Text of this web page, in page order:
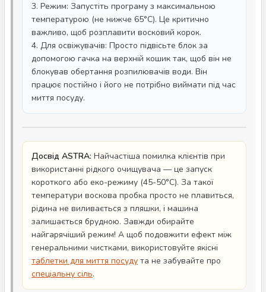
3. Режим: Запустіть програму з максимальною
температурою (не нижче 65°C). Це критично
важливо, щоб розплавити восковий корок.
4. Для освіжувачів: Просто підвісьте блок за
допомогою гачка на верхній кошик так, щоб він не
блокував обертання розпилювачів води. Він
працює постійно і його не потрібно виймати під час
миття посуду.
Досвід ASTRA: Найчастіша помилка клієнтів при
використанні рідкого очищувача — це запуск
короткого або еко-режиму (45-50°C). За такої
температури воскова пробка просто не плавиться,
рідина не виливається з пляшки, і машина
залишається брудною. Завжди обирайте
найгарячіший режим! А щоб подовжити ефект між
генеральними чистками, використовуйте якісні
таблетки для миття посуду та не забувайте про
спеціальну сіль.